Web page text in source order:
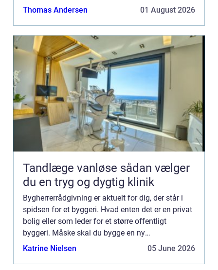
kontorbygning, skolebygning eller et
Thomas Andersen 01 August 2026
Tandlæge vanløse sådan vælger
du en tryg og dygtig klinik
Bygherrerrådgivning er aktuelt for dig, der står i
spidsen for et byggeri. Hvad enten det er en privat
bolig eller som leder for et større offentligt
byggeri. Måske skal du bygge en ny
kontorbygning, skolebygning eller et
Katrine Nielsen 05 June 2026